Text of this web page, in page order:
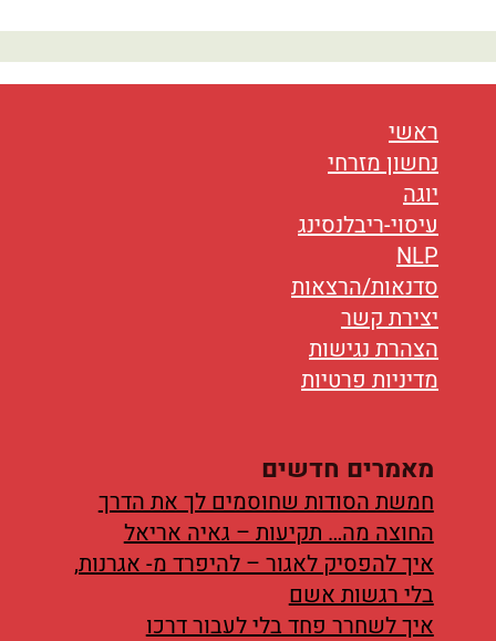
אורח חיים
תזונה
טיפולים
עיסוי
ראשי
נחשון מזרחי
יוגה
עיסוי-ריבלנסינג
NLP
סדנאות/הרצאות
יצירת קשר
הצהרת נגישות
מדיניות פרטיות
מאמרים חדשים
חמשת הסודות שחוסמים לך את הדרך
החוצה מה… תקיעות – גאיה אריאל
איך להפסיק לאגור – להיפרד מ- אגרנות,
בלי רגשות אשם
איך לשחרר פחד בלי לעבור דרכו